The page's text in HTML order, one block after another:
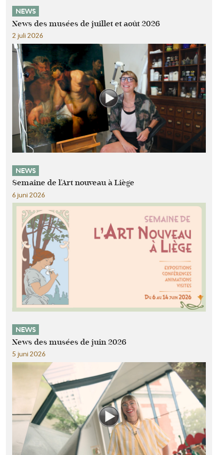
NEWS
News des musées de juillet et août 2026
2 juli 2026
NEWS
Semaine de l'Art nouveau à Liège
6 juni 2026
NEWS
News des musées de juin 2026
5 juni 2026